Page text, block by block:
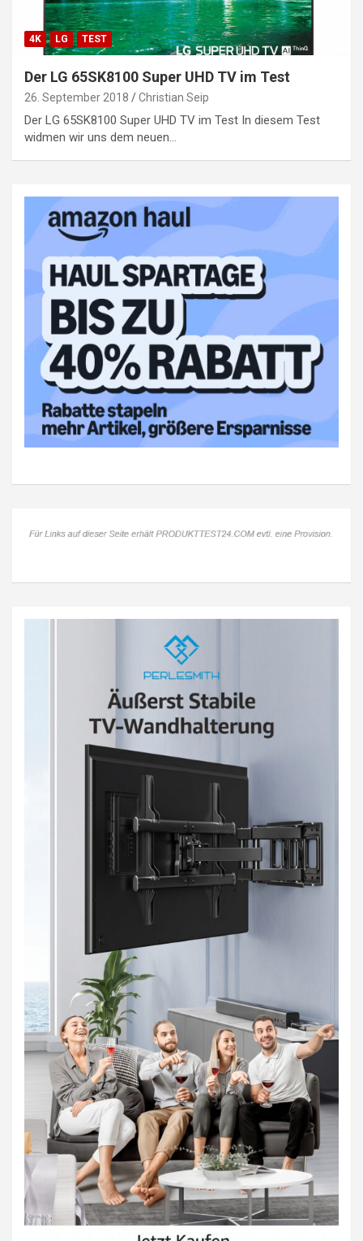
4K LG TEST
Der LG 65SK8100 Super UHD TV im Test
26. September 2018 Christian Seip
Der LG 65SK8100 Super UHD TV im Test In diesem Test
widmen wir uns dem neuen…